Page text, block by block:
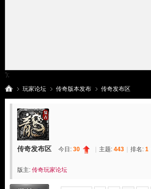
');
玩家论坛
›
传奇版本发布 传奇发布区
传奇发布区 今日: 30 主题: 443 排名: 1
版主: 传奇玩家论坛